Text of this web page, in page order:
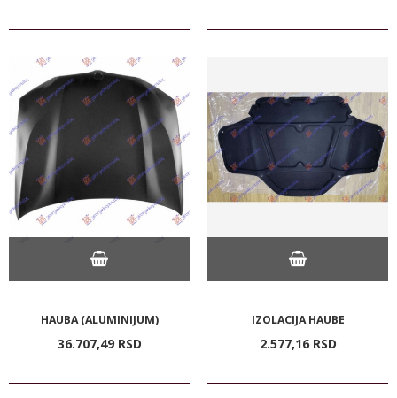
HAUBA (ALUMINIJUM)
36.707,49 RSD
IZOLACIJA HAUBE
2.577,16 RSD